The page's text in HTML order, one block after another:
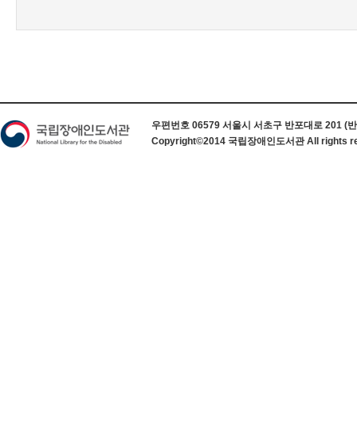
우편번호 06579 서울시 서초구 반포대로 201 (
Copyright©2014 국립장애인도서관 All rights